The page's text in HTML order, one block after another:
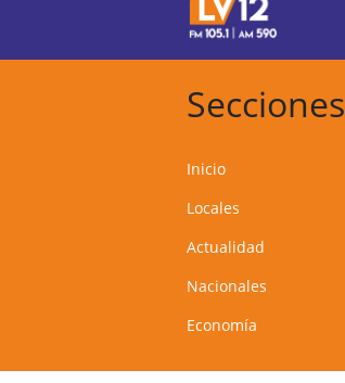
Secciones
Inicio
Locales
Actualidad
Nacionales
Economía